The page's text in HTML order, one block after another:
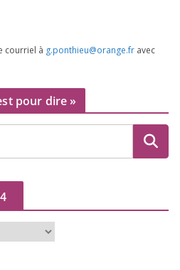
cour­riel à g.​ponthieu@​orange.​fr avec
pour dire »